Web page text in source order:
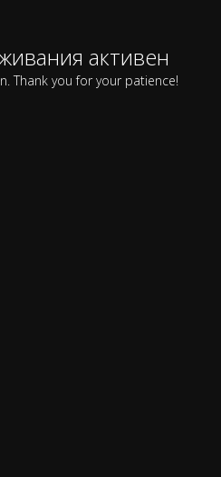
активен
Thank you for your patience!